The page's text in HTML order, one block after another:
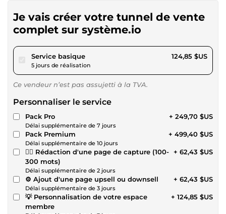
Je vais créer votre tunnel de vente
complet sur système.io
Service basiquepour 115,07 $US
5 jours de réalisation
124,85 $US
Ce vendeur n’est pas assujetti à la TVA.
Personnaliser le service
Pack Pro
Délai supplémentaire de 7 jours
+ 249,70 $US
Pack Premium
Délai supplémentaire de 10 jours
+ 499,40 $US
✍🏽 Rédaction d'une page de capture (100-
300 mots)
Délai supplémentaire de 2 jours
+ 62,43 $US
⚙ Ajout d'une page upsell ou downsell
Délai supplémentaire de 3 jours
+ 62,43 $US
💡 Personnalisation de votre espace
membre
+ 124,85 $US